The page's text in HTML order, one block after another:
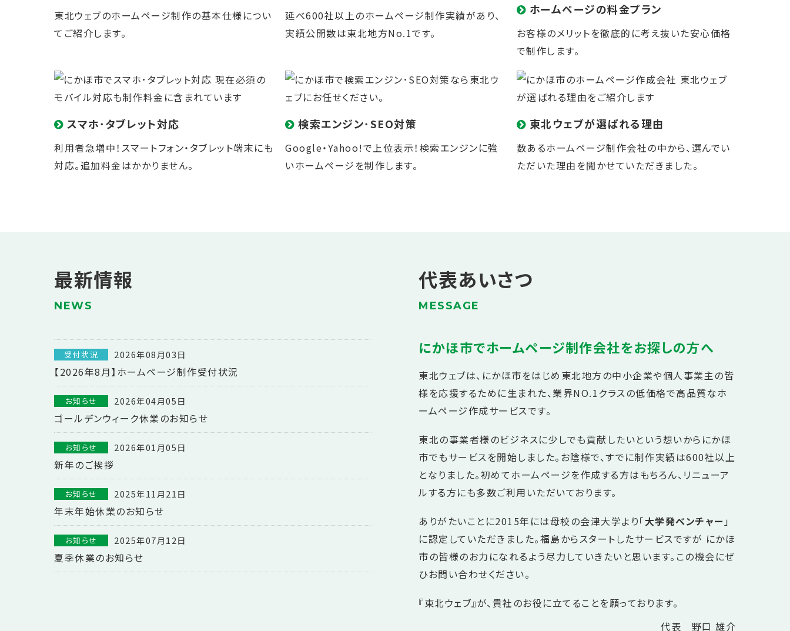
東北ウェブのホームページ制作の基本仕様につい
てご紹介します。
延べ600社以上のホームページ制作実績があり、
実績公開数は東北地方No.1です。
ホームページの料金プラン
お客様のメリットを徹底的に考え抜いた安心価格
で制作します。
スマホ･タブレット対応
利用者急増中！スマートフォン・タブレット端末にも
対応。追加料金はかかりません。
検索エンジン･SEO対策
Google・Yahoo!で上位表示！ 検索エンジンに強
いホームページを制作します。
東北ウェブが選ばれる理由
数あるホームページ制作会社の中から、選んでい
ただいた理由を聞かせていただきました。
最新情報
NEWS
受付状況 2026年08月03日
【2026年8月】ホームページ制作受付状況
お知らせ 2026年04月05日
ゴールデンウィーク休業のお知らせ
お知らせ 2026年01月05日
新年のご挨拶
お知らせ 2025年11月21日
年末年始休業のお知らせ
お知らせ 2025年07月12日
夏季休業のお知らせ
代表あいさつ
MESSAGE
にかほ市でホームページ制作会社をお探しの方へ
東北ウェブは、にかほ市をはじめ東北地方の中小企業や個人事業主の皆
様を応援するために生まれた、業界NO.1クラスの低価格で高品質なホ
ームページ作成サービスです。
東北の事業者様のビジネスに少しでも貢献したいという想いからにかほ
市でもサービスを開始しました。お陰様で、すでに制作実績は600社以上
となりました。初めてホームページを作成する方はもちろん、リニューア
ルする方にも多数ご利用いただいております。
ありがたいことに2015年には母校の会津大学より「大学発ベンチャー 」
に認定していただきました。福島からスタートしたサービスですが にかほ
市の皆様のお力になれるよう尽力していきたいと思います。この機会にぜ
ひお問い合わせください。
『東北ウェブ』が、貴社のお役に立てることを願っております。
代表 野口 雄介